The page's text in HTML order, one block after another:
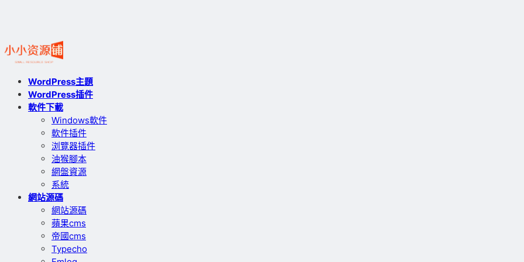
WordPress主題
WordPress插件
軟件下載
Windows軟件
軟件插件
浏覽器插件
油猴腳本
網盤資源
系統
網站源碼
網站源碼
蘋果cms
帝國cms
Typecho